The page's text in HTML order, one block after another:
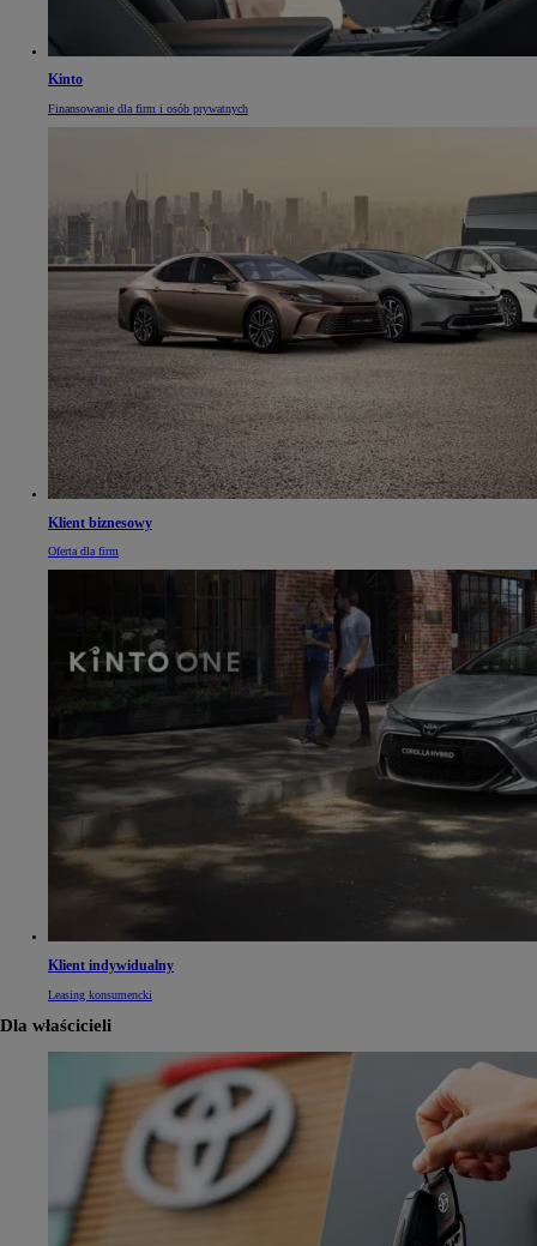
Kinto
Finansowanie dla firm i osób prywatnych
Klient biznesowy
Oferta dla firm
Klient indywidualny
Leasing konsumencki
Dla właścicieli